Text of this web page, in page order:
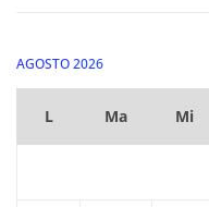
AGOSTO 2026
L Ma Mi